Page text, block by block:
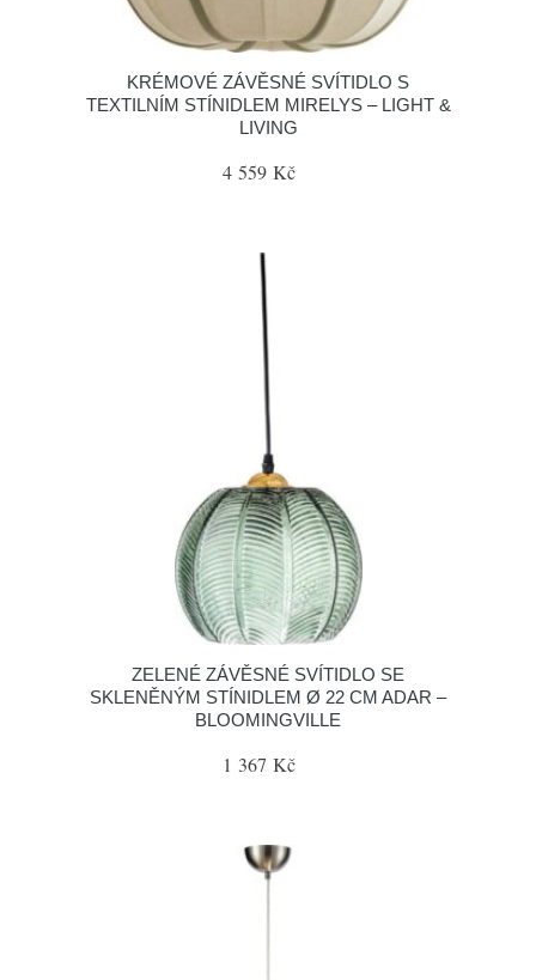
KRÉMOVÉ ZÁVĚSNÉ SVÍTIDLO S
TEXTILNÍM STÍNIDLEM MIRELYS – LIGHT &
LIVING
4 559 Kč
ZELENÉ ZÁVĚSNÉ SVÍTIDLO SE
SKLENĚNÝM STÍNIDLEM Ø 22 CM ADAR –
BLOOMINGVILLE
1 367 Kč